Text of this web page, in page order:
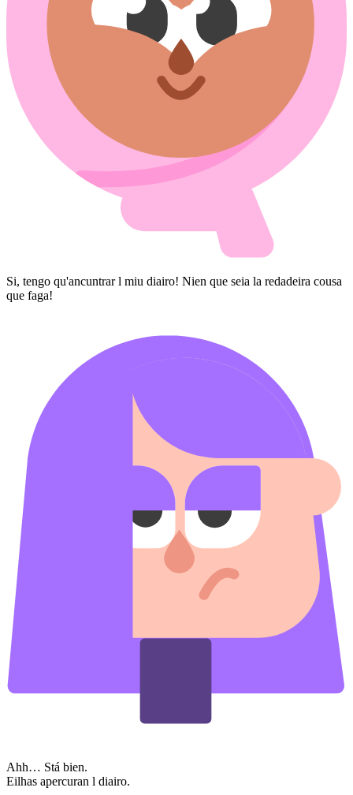
Si, tengo qu'ancuntrar l miu diairo! Nien que seia la redadeira cousa
que faga!
Ahh… Stá bien.
Eilhas apercuran l diairo.